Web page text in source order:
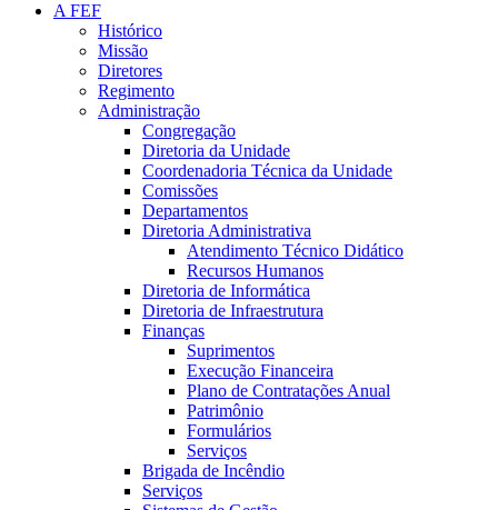
A FEF
Histórico
Missão
Diretores
Regimento
Administração
Congregação
Diretoria da Unidade
Coordenadoria Técnica da Unidade
Comissões
Departamentos
Diretoria Administrativa
Atendimento Técnico Didático
Recursos Humanos
Diretoria de Informática
Diretoria de Infraestrutura
Finanças
Suprimentos
Execução Financeira
Plano de Contratações Anual
Patrimônio
Formulários
Serviços
Brigada de Incêndio
Serviços